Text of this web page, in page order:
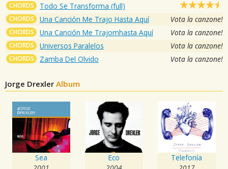
CHORDS Todo Se Transforma (full)
CHORDS Una Canción Me Trajo Hasta Aquí Vota la canzone!
CHORDS Una Canción Me Trajomhasta Aquí Vota la canzone!
CHORDS Universos Paralelos Vota la canzone!
CHORDS Zamba Del Olvido Vota la canzone!
Jorge Drexler Album
Sea
Eco
Telefonía